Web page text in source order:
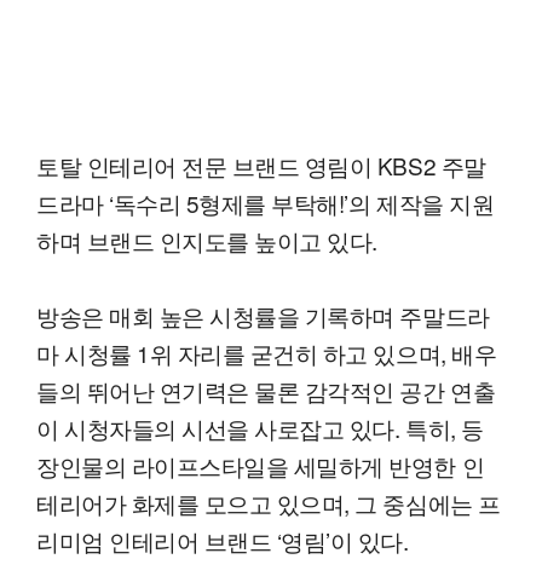
토탈 인테리어 전문 브랜드 영림이 KBS2 주말
드라마 ‘독수리 5형제를 부탁해!’의 제작을 지원
하며 브랜드 인지도를 높이고 있다.
방송은 매회 높은 시청률을 기록하며 주말드라
마 시청률 1위 자리를 굳건히 하고 있으며, 배우
들의 뛰어난 연기력은 물론 감각적인 공간 연출
이 시청자들의 시선을 사로잡고 있다. 특히, 등
장인물의 라이프스타일을 세밀하게 반영한 인
테리어가 화제를 모으고 있으며, 그 중심에는 프
리미엄 인테리어 브랜드 ‘영림’이 있다.